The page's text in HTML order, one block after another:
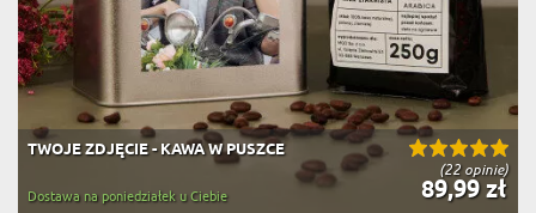
(22 opinie)
TWOJE ZDJĘCIE - KAWA W PUSZCE
89,99 zł
Dostawa na poniedziałek u Ciebie